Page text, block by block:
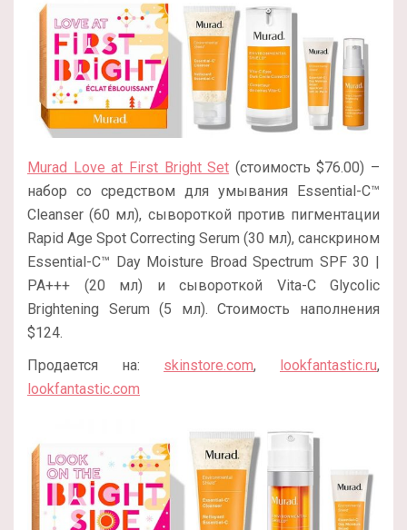
Murad Love at First Bright Set (стоимость $76.00) –
набор со средством для умывания Essential-C™
Cleanser (60 мл), сывороткой против пигментации
Rapid Age Spot Correcting Serum (30 мл), санскрином
Essential-C™ Day Moisture Broad Spectrum SPF 30 |
PA+++ (20 мл) и сывороткой Vita-C Glycolic
Brightening Serum (5 мл). Стоимость наполнения
$124.
Продается на: skinstore.com, lookfantastic.ru,
lookfantastic.com